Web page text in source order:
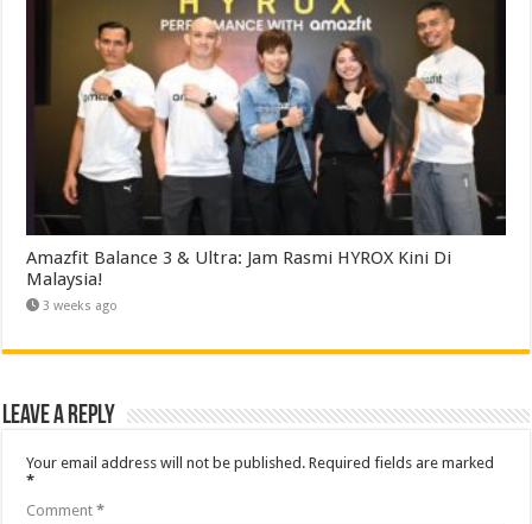
Amazfit Balance 3 & Ultra: Jam Rasmi HYROX Kini Di
Malaysia!
3 weeks ago
Leave a Reply
Your email address will not be published. Required fields are marked
*
Comment*